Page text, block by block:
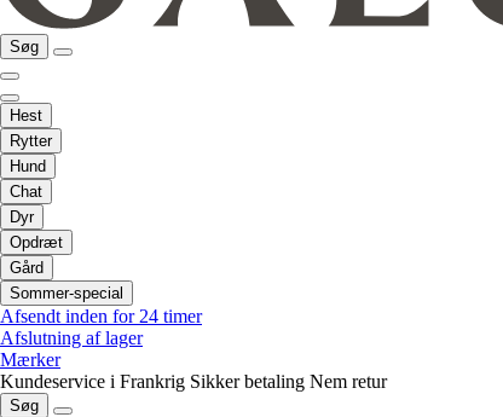
Søg
Hest
Rytter
Hund
Chat
Dyr
Opdræt
Gård
Sommer-special
Afsendt inden for 24 timer
Afslutning af lager
Mærker
Kundeservice i Frankrig Sikker betaling Nem retur
Søg